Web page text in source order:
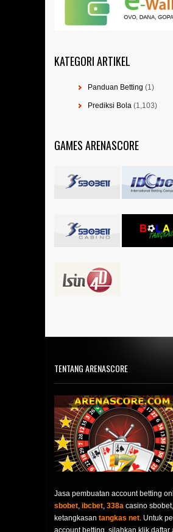
KATEGORI ARTIKEL
Panduan Betting (1)
Prediksi Bola (1,103)
GAMES ARENASCORE
TENTANG ARENASCORE
Jasa pembuatan account betting
sbobet, ibcbet, 338a casino
ketangkasan tangkas net. Untuk
account betting, silahkan klik daftar